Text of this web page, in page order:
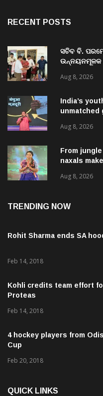
RECENT POSTS
ସଚିବ ବି.
ଉନ୍ନୟନମୂଳକ
Aug 8, 2026
India’s
unmatched
Aug 8, 2026
From
naxals
Aug 8, 2026
TRENDING NOW
Rohit Sharma ends SA
Feb 14, 2018
Kohli credits team effort
Proteas
Feb 14, 2018
4 hockey players from
Cup
Feb 20, 2018
QUICK LINKS